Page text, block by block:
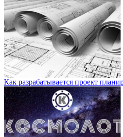
Как разрабатывается проект